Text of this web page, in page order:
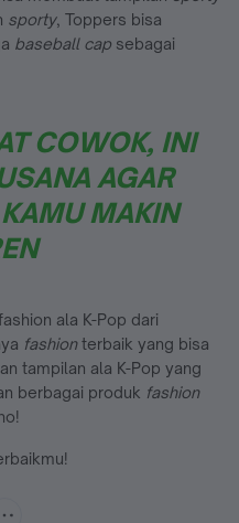
sporty, Toppers bisa
baseball cap sebagai
COWOK, INI
AGAR
MAKIN
ala K-Pop dari
fashionterbaik yang bisa
tampilan ala K-Pop yang
berbagai produk fashion